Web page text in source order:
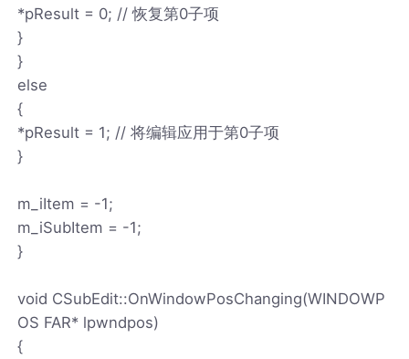
*pResult = 0; // 恢复第0子项
}
}
else
{
*pResult = 1; // 将编辑应用于第0子项
}
m_iItem = -1;
m_iSubItem = -1;
}
void CSubEdit::OnWindowPosChanging(WINDOWP
OS FAR* lpwndpos)
{